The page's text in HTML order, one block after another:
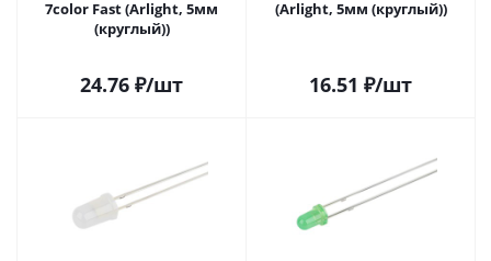
7color Fast (Arlight, 5мм
(круглый))
24.76 ₽/шт
(Arlight, 5мм (круглый))
16.51 ₽/шт